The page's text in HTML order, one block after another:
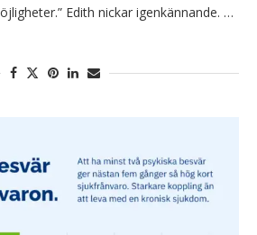
Edith nickar igenkännande. …